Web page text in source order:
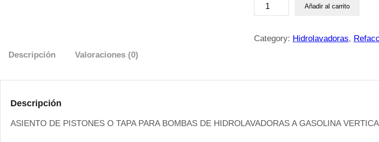
s
e
i
Añadir al carrito
Category: Hidrolavadoras,
Descripción
Valoraciones (0)
Descripción
ASIENTO DE PISTONES O TAPA PARA BOMBAS DE HIDROLAVADORAS A GASOLINA